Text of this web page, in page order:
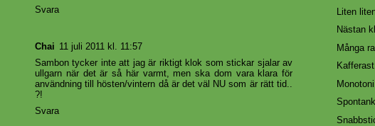
Svara
Chai 11 juli 2011 kl. 11:57
Sambon tycker inte att jag är riktigt klok som stickar sjalar av
ullgarn när det är så här varmt, men ska dom vara klara för
användning till hösten/vintern då är det väl NU som är rätt tid..
?!
Svara
Liten
Nästan
Många